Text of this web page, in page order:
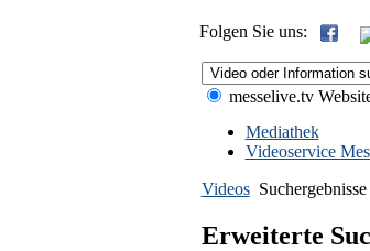
Folgen Sie uns:
messelive.tv
Mediathek
Videoservice
Videos Suchergebnisse
Erweiterte